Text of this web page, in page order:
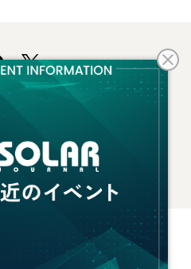
フリーマガジンはこちら
載について
な開発目標（SDGs）を支援しています。
International Ltd.